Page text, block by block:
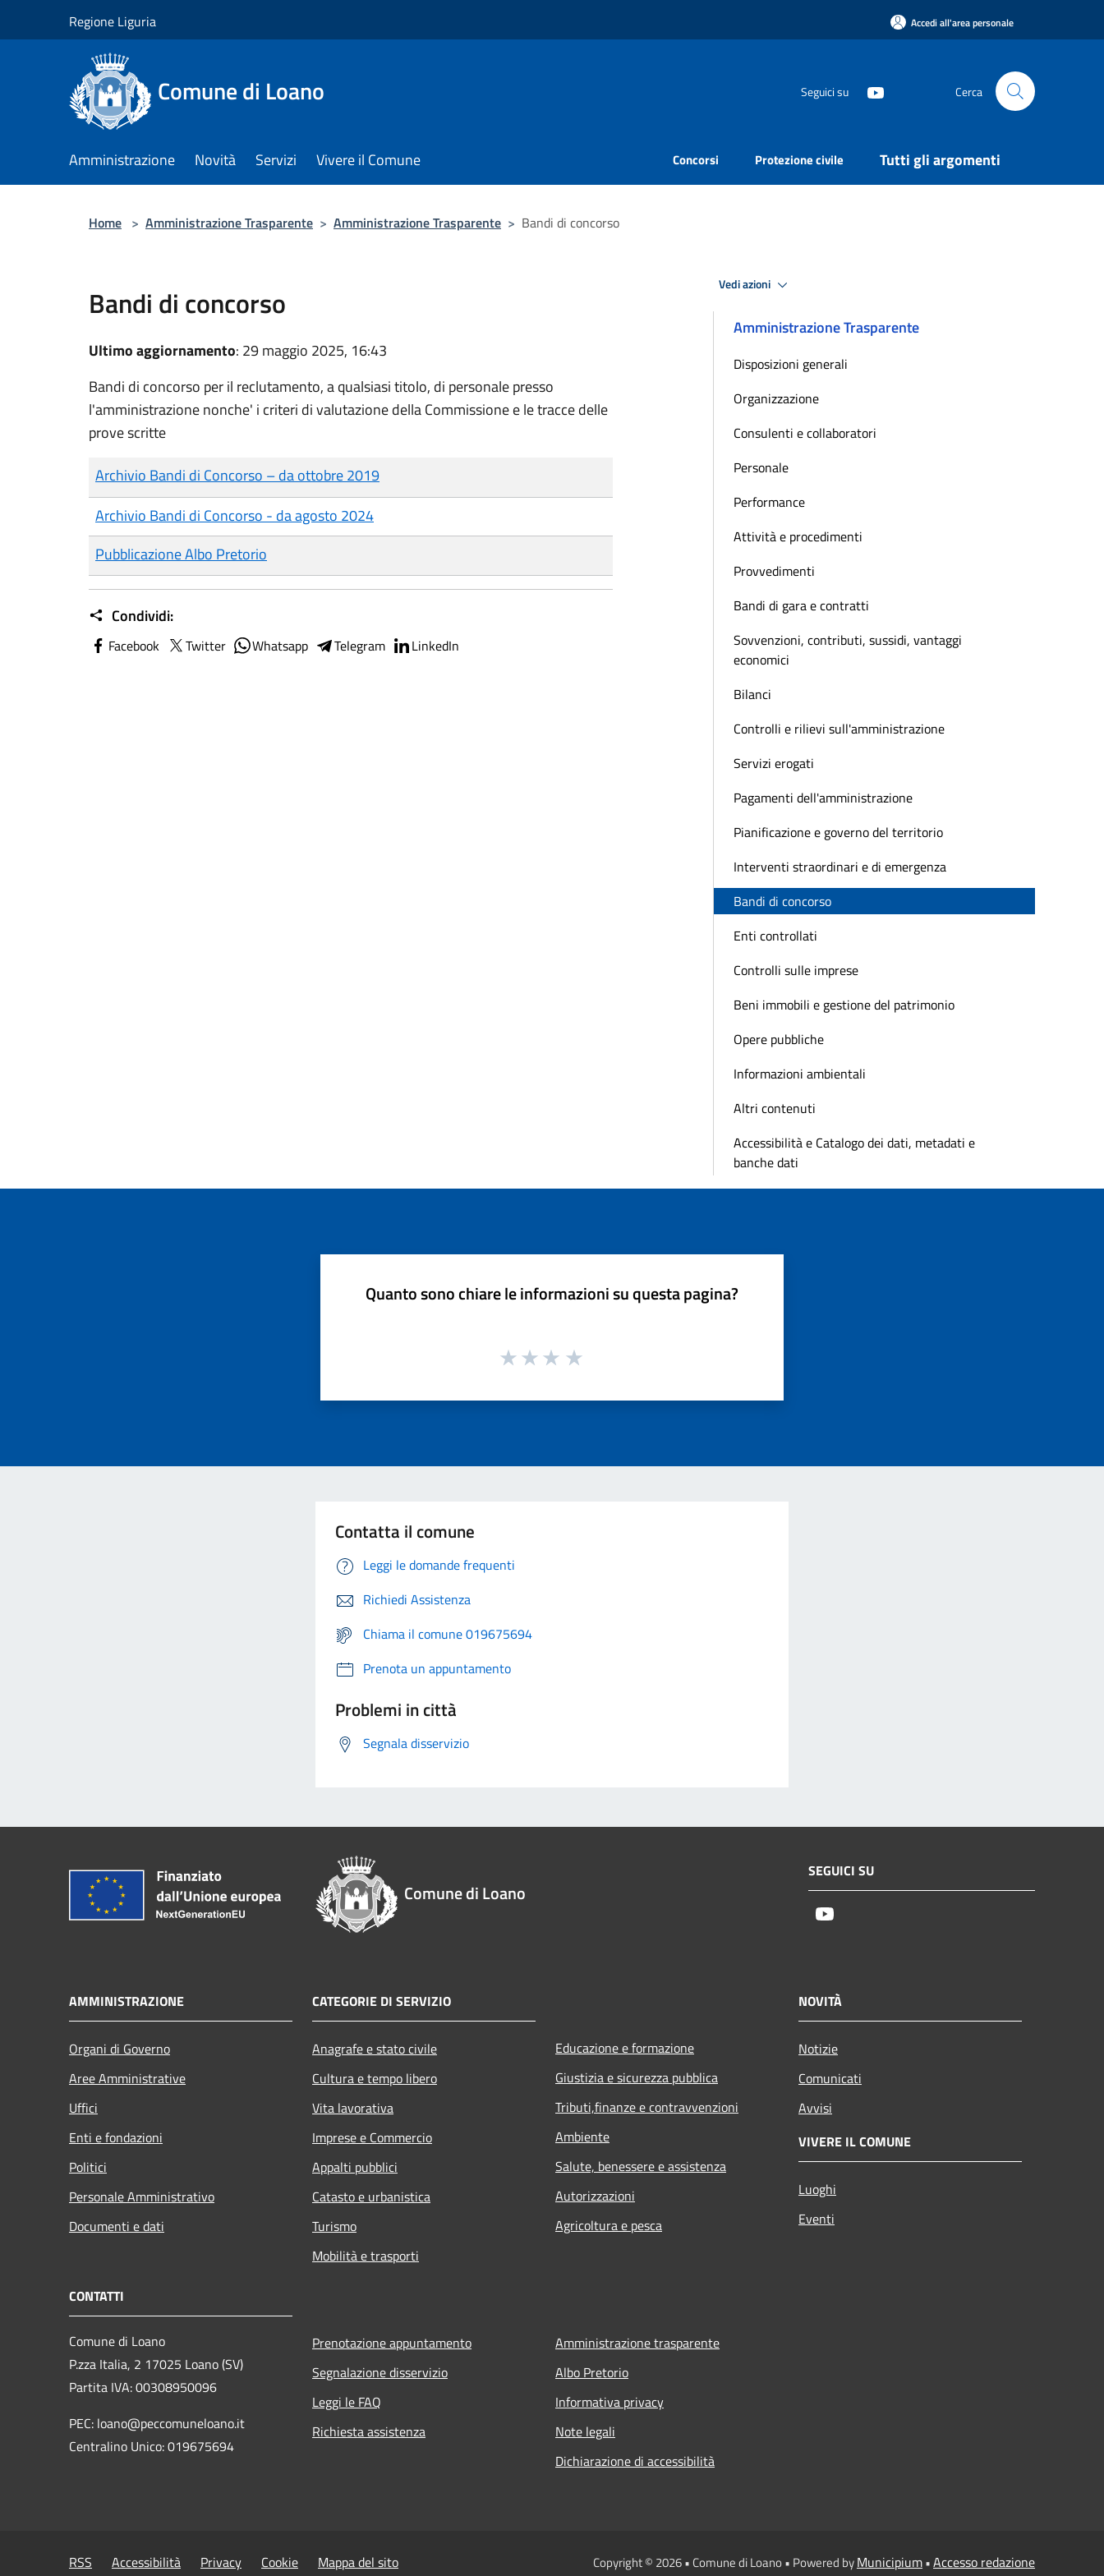
Regione Liguria Accedi all'area personale
Comune di Loano Seguici su Cerca
Amministrazione Novità Servizi Vivere il Comune Concorsi Protezione civile Tutti gli argomenti
Home > Amministrazione Trasparente > Amministrazione Trasparente > Bandi di concorso
Bandi di concorso
Ultimo aggiornamento: 29 maggio 2025, 16:43
Bandi di concorso per il reclutamento, a qualsiasi titolo, di personale presso
l'amministrazione nonche' i criteri di valutazione della Commissione e le tracce delle
prove scritte
Archivio Bandi di Concorso – da ottobre 2019
Archivio Bandi di Concorso - da agosto 2024
Pubblicazione Albo Pretorio
Condividi:
Facebook Twitter Whatsapp Telegram LinkedIn
Vedi azioni
Amministrazione Trasparente
Disposizioni generali
Organizzazione
Consulenti e collaboratori
Personale
Performance
Attività e procedimenti
Provvedimenti
Bandi di gara e contratti
Sovvenzioni, contributi, sussidi, vantaggi
economici
Bilanci
Controlli e rilievi sull'amministrazione
Servizi erogati
Pagamenti dell'amministrazione
Pianificazione e governo del territorio
Interventi straordinari e di emergenza
Bandi di concorso
Enti controllati
Controlli sulle imprese
Beni immobili e gestione del patrimonio
Opere pubbliche
Informazioni ambientali
Altri contenuti
Accessibilità e Catalogo dei dati, metadati e
banche dati
Quanto sono chiare le informazioni su questa pagina?
Contatta il comune
Leggi le domande frequenti
Richiedi Assistenza
Chiama il comune 019675694
Prenota un appuntamento
Problemi in città
Segnala disservizio
Comune di Loano
SEGUICI SU
AMMINISTRAZIONE
Organi di Governo
Aree Amministrative
Uffici
Enti e fondazioni
Politici
Personale Amministrativo
Documenti e dati
CATEGORIE DI SERVIZIO
Anagrafe e stato civile
Cultura e tempo libero
Vita lavorativa
Imprese e Commercio
Appalti pubblici
Catasto e urbanistica
Turismo
Mobilità e trasporti
Educazione e formazione
Giustizia e sicurezza pubblica
Tributi,finanze e contravvenzioni
Ambiente
Salute, benessere e assistenza
Autorizzazioni
Agricoltura e pesca
NOVITÀ
Notizie
Comunicati
Avvisi
VIVERE IL COMUNE
Luoghi
Eventi
CONTATTI
Comune di Loano
P.zza Italia, 2 17025 Loano (SV)
Partita IVA: 00308950096
PEC: loano@peccomuneloano.it
Centralino Unico: 019675694
Prenotazione appuntamento
Segnalazione disservizio
Leggi le FAQ
Richiesta assistenza
Amministrazione trasparente
Albo Pretorio
Informativa privacy
Note legali
Dichiarazione di accessibilità
RSS Accessibilità Privacy Cookie Mappa del sito Copyright © 2026 • Comune di Loano • Powered byMunicipium•Accesso redazione